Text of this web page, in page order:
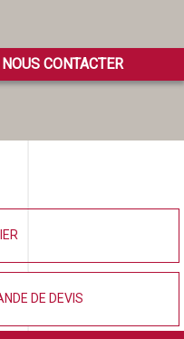
NOUS CONTACTER
DE DEVIS